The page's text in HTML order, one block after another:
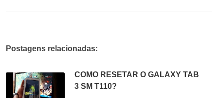
Postagens relacionadas:
COMO RESETAR O GALAXY TAB
3 SM T110?